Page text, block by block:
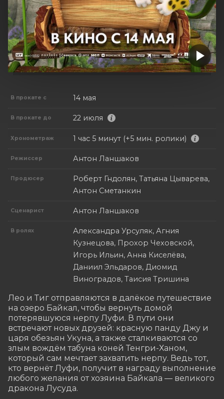
В прокате с 14 мая
В прокате до 22 июля
Хронометраж 1 час 5 минут (+5 мин. ролики)
Режиссер Антон Ланшаков
Продюсер
Роберт Гндолян, Татьяна Цыварева,
Антон Сметанкин
Сценарист Антон Ланшаков
В ролях
Александра Урсуляк, Агния
Кузнецова, Прохор Чеховской,
Игорь Ильин, Анна Киселёва,
Даниил Эльдаров, Диомид
Виноградов, Таисия Тришина
Лео и Тиг отправляются в далёкое путешествие
на озеро Байкал, чтобы вернуть домой
потерявшуюся нерпу Луфи. В пути они
встречают новых друзей: красную панду Джу и
царя обезьян Укуна, а также сталкиваются со
злым вождём табуна коней Тенгри-Ханом,
который сам мечтает захватить нерпу. Ведь тот,
кто вернёт Луфи, получит в награду выполнение
любого желания от хозяина Байкала — великого
дракона Лусуда.